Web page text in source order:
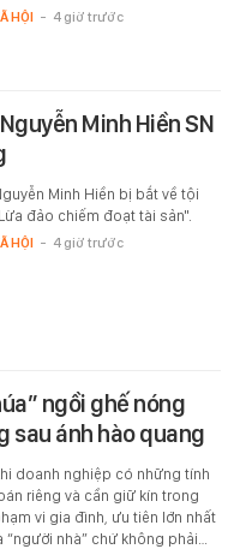
HỘI - 4 giờ trước
Minh Hiền SN
Minh Hiền bị bắt về tội
đảo chiếm đoạt tài sản".
HỘI - 4 giờ trước
ngồi ghế nóng
sau ánh hào quang
doanh nghiệp có những tính
riêng và cần giữ kín trong
vi gia đình, ưu tiên lớn nhất
“người nhà” chứ không phải…